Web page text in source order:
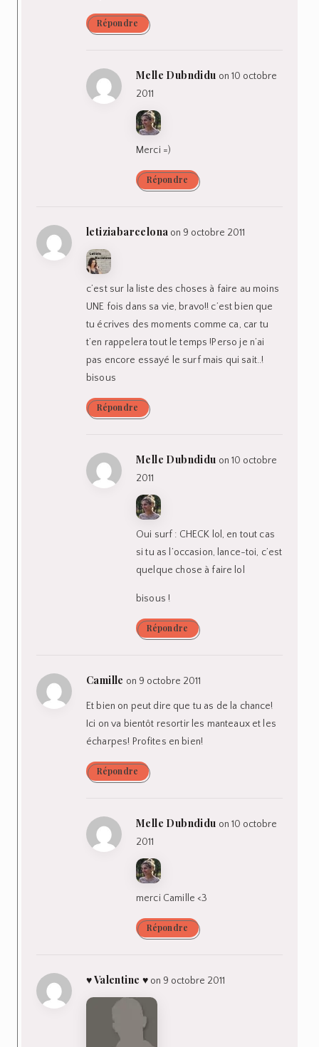
Répondre
Melle Dubndidu on 10 octobre
2011
Merci =)
Répondre
letiziabarcelona on 9 octobre 2011
c’est sur la liste des choses à faire au moins
UNE fois dans sa vie, bravo!! c’est bien que
tu écrives des moments comme ca, car tu
t’en rappelera tout le temps !Perso je n’ai
pas encore essayé le surf mais qui sait..!
bisous
Répondre
Melle Dubndidu on 10 octobre
2011
Oui surf : CHECK lol, en tout cas
si tu as l’occasion, lance-toi, c’est
quelque chose à faire lol
bisous !
Répondre
Camille on 9 octobre 2011
Et bien on peut dire que tu as de la chance!
Ici on va bientôt resortir les manteaux et les
écharpes! Profites en bien!
Répondre
Melle Dubndidu on 10 octobre
2011
merci Camille <3
Répondre
♥ Valentine ♥ on 9 octobre 2011